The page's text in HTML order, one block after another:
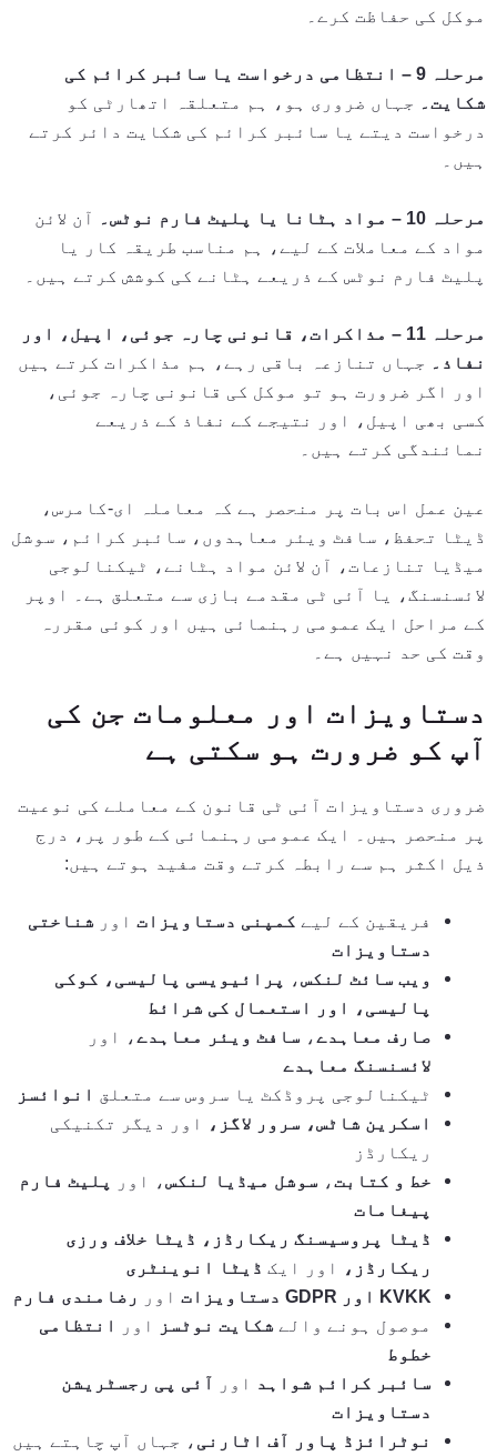
موکل کی حفاظت کرے۔
مرحلہ 9 – انتظامی درخواست یا سائبر کرائم کی
شکایت۔ جہاں ضروری ہو، ہم متعلقہ اتھارٹی کو
درخواست دیتے یا سائبر کرائم کی شکایت دائر کرتے
ہیں۔
مرحلہ 10 – مواد ہٹانا یا پلیٹ فارم نوٹس۔
آن لائن
مواد کے معاملات کے لیے، ہم مناسب طریقہ کار یا
پلیٹ فارم نوٹس کے ذریعے ہٹانے کی کوشش کرتے ہیں۔
مرحلہ 11 – مذاکرات، قانونی چارہ جوئی، اپیل، اور
نفاذ۔ جہاں تنازعہ باقی رہے، ہم مذاکرات کرتے ہیں
اور اگر ضرورت ہو تو موکل کی قانونی چارہ جوئی،
کسی بھی اپیل، اور نتیجے کے نفاذ کے ذریعے
نمائندگی کرتے ہیں۔
عین عمل اس بات پر منحصر ہے کہ معاملہ ای-کامرس،
ڈیٹا تحفظ، سافٹ ویئر معاہدوں، سائبر کرائم، سوشل
میڈیا تنازعات، آن لائن مواد ہٹانے، ٹیکنالوجی
لائسنسنگ، یا آئی ٹی مقدمے بازی سے متعلق ہے۔ اوپر
کے مراحل ایک عمومی رہنمائی ہیں اور کوئی مقررہ
وقت کی حد نہیں ہے۔
دستاویزات اور معلومات جن کی
آپ کو ضرورت ہو سکتی ہے
ضروری دستاویزات آئی ٹی قانون کے معاملے کی نوعیت
پر منحصر ہیں۔ ایک عمومی رہنمائی کے طور پر، درج
ذیل اکثر ہم سے رابطہ کرتے وقت مفید ہوتے ہیں:
فریقین کے لیے کمپنی دستاویزات اورشناختی
دستاویزات
ویب سائٹ لنکس،
پرائیویسی پالیسی، کوکی
پالیسی، اور استعمال کی شرائط
صارف معاہدے،سافٹ ویئر معاہدے، اور
لائسنسنگ معاہدے
ٹیکنالوجی پروڈکٹ یا سروس سے متعلق انوائسز
اسکرین شاٹس، سرور لاگز،
اور دیگر تکنیکی
ریکارڈز
خط و کتابت،سوشل میڈیا لنکس، اور
پلیٹ فارم
پیغامات
ڈیٹا پروسیسنگ ریکارڈز، ڈیٹا خلاف ورزی
ریکارڈز،
اور ایک ڈیٹا انوینٹری
KVKK اور GDPR دستاویزات
اور
رضامندی فارم
موصول ہونے والےشکایت نوٹسز اور
انتظامی
خطوط
سائبر کرائم شواہد اور آئی پی رجسٹریشن
دستاویزات
نوٹرائزڈ پاور آف اٹارنی ، جہاں آپ چاہتے ہیں